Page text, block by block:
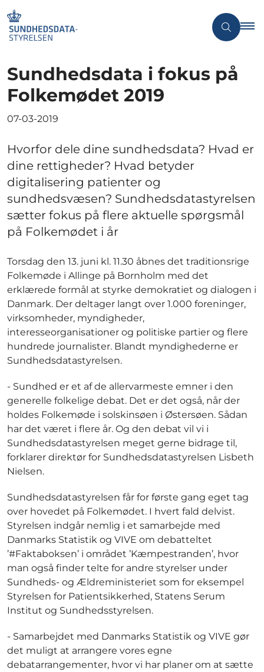
Sundhedsdata i fokus på
Folkemødet 2019
07-03-2019
Hvorfor dele dine sundhedsdata? Hvad er
dine rettigheder? Hvad betyder
digitalisering patienter og
sundhedsvæsen? Sundhedsdatastyrelsen
sætter fokus på flere aktuelle spørgsmål
på Folkemødet i år
Torsdag den 13. juni kl. 11.30 åbnes det traditionsrige
Folkemøde i Allinge på Bornholm med det
erklærede formål at styrke demokratiet og dialogen i
Danmark. Der deltager langt over 1.000 foreninger,
virksomheder, myndigheder,
interesseorganisationer og politiske partier og flere
hundrede journalister. Blandt myndighederne er
Sundhedsdatastyrelsen.
- Sundhed er et af de allervarmeste emner i den
generelle folkelige debat. Det er det også, når der
holdes Folkemøde i solskinsøen i Østersøen. Sådan
har det været i flere år. Og den debat vil vi i
Sundhedsdatastyrelsen meget gerne bidrage til,
forklarer direktør for Sundhedsdatastyrelsen Lisbeth
Nielsen.
Sundhedsdatastyrelsen får for første gang eget tag
over hovedet på Folkemødet. I hvert fald delvist.
Styrelsen indgår nemlig i et samarbejde med
Danmarks Statistik og VIVE om debatteltet
’#Faktaboksen’ i området ’Kæmpestranden’, hvor
man også finder telte for andre styrelser under
Sundheds- og Ældreministeriet som for eksempel
Styrelsen for Patientsikkerhed, Statens Serum
Institut og Sundhedsstyrelsen.
- Samarbejdet med Danmarks Statistik og VIVE gør
det muligt at arrangere vores egne
debatarrangementer, hvor vi har planer om at sætte